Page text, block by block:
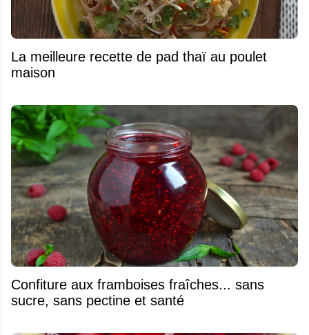
La meilleure recette de pad thaï au poulet
maison
Confiture aux framboises fraîches... sans
sucre, sans pectine et santé